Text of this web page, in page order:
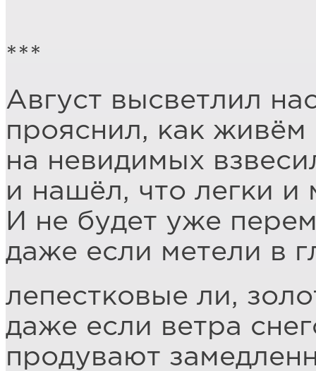
***
Август высветлил
прояснил, как
на невидимых
и нашёл, что легки и
И не будет уже
даже если метели в
лепестковые ли,
даже если ветра
продувают